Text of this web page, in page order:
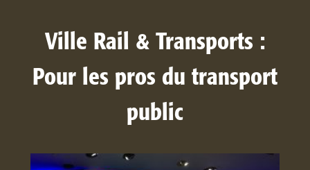
Ville Rail & Transports :
Pour les pros du transport
public